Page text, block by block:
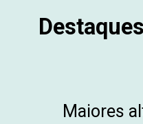
Maiores